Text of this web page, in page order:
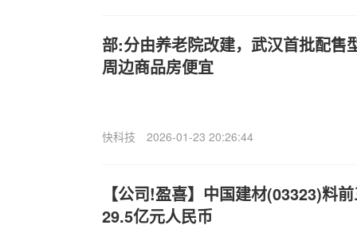
部:分由养老院改建，武汉首批配售
周边商品房便宜
快科技 2026-01-23 20:26:44
【公司!盈喜】中国建材(03323)料
29.5亿元人民币